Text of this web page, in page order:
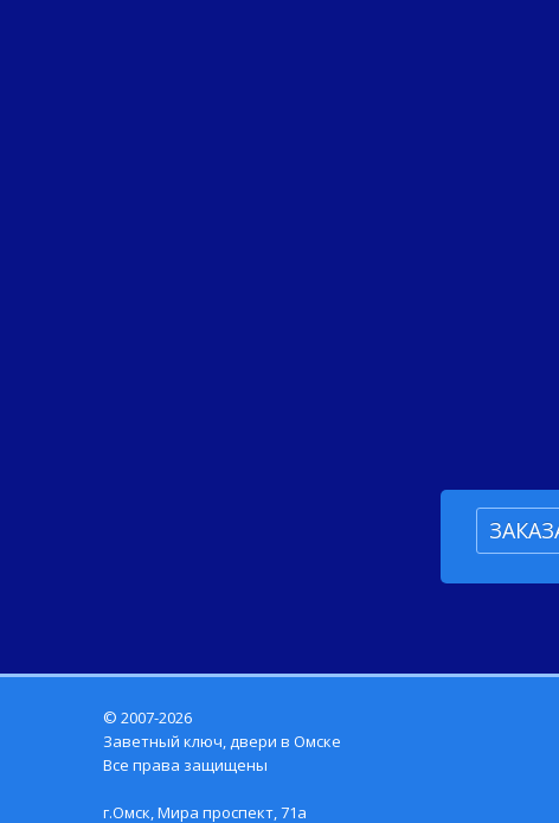
© 2007-2026
Заветный ключ, двери в Омске
Все права защищены
г.Омск, Мира проспект, 71а